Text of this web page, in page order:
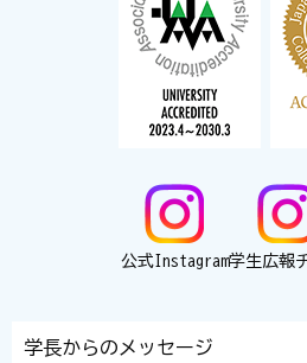
公式Instagram学生広報
学長からのメッセージ